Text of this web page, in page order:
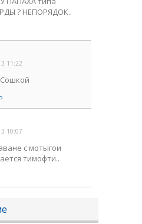
? НЕПОРЯДОК..
11:22
10:07
с мотыгои
тимофти..